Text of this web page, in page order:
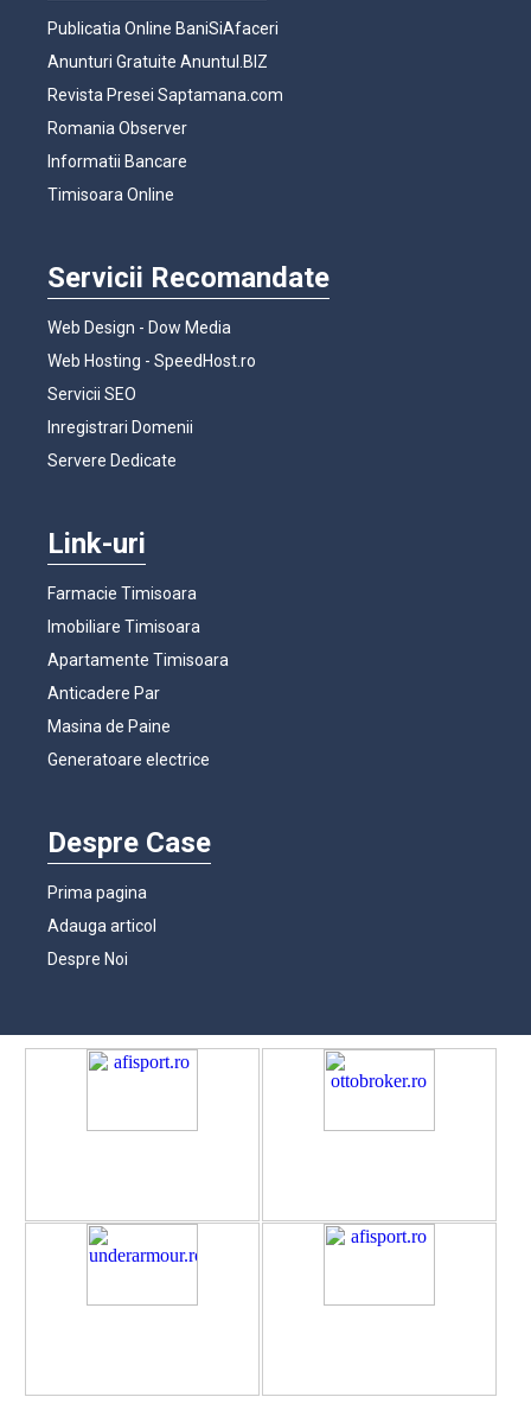
Publicatia Online BaniSiAfaceri
Anunturi Gratuite Anuntul.BIZ
Revista Presei Saptamana.com
Romania Observer
Informatii Bancare
Timisoara Online
Servicii Recomandate
Web Design - Dow Media
Web Hosting - SpeedHost.ro
Servicii SEO
Inregistrari Domenii
Servere Dedicate
Link-uri
Farmacie Timisoara
Imobiliare Timisoara
Apartamente Timisoara
Anticadere Par
Masina de Paine
Generatoare electrice
Despre Case
Prima pagina
Adauga articol
Despre Noi